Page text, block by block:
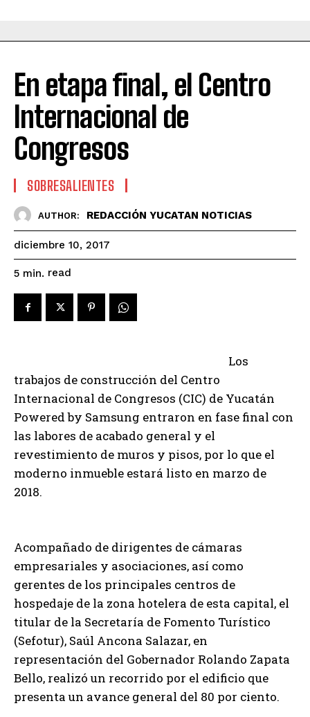
En etapa final, el Centro
Internacional de
Congresos
SOBRESALIENTES
AUTHOR: REDACCIÓN YUCATAN NOTICIAS
diciembre 10, 2017
5 min. read
Los
trabajos de construcción del Centro
Internacional de Congresos (CIC) de Yucatán
Powered by Samsung entraron en fase final con
las labores de acabado general y el
revestimiento de muros y pisos, por lo que el
moderno inmueble estará listo en marzo de
2018.
Acompañado de dirigentes de cámaras
empresariales y asociaciones, así como
gerentes de los principales centros de
hospedaje de la zona hotelera de esta capital, el
titular de la Secretaría de Fomento Turístico
(Sefotur), Saúl Ancona Salazar, en
representación del Gobernador Rolando Zapata
Bello, realizó un recorrido por el edificio que
presenta un avance general del 80 por ciento.